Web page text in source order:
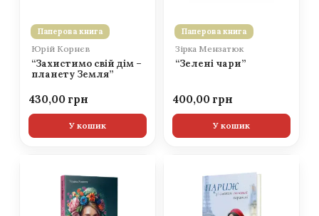
Паперова книга
Юрій Корнєв
“Захистимо свій дім –
планету Земля”
430,00
У кошик
Паперова книга
Зірка Мензатюк
“Зелені чари”
400,00
У кошик